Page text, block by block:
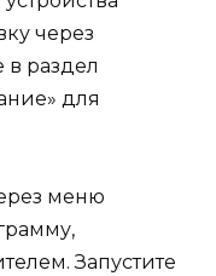
через
раздел
для
меню
Запустите